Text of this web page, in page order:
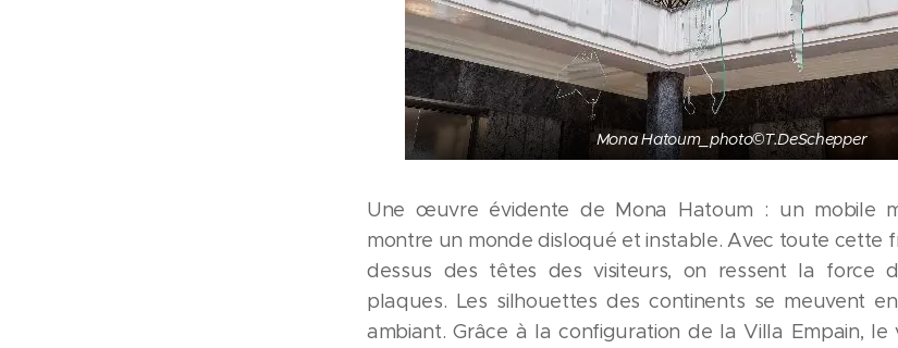
Mona Hatoum_photo©T.DeSchepper
Une œuvre évidente de Mona Hatoum : un mobile
montre un monde disloqué et instable. Avec toute cette
dessus des têtes des visiteurs, on ressent la force
plaques. Les silhouettes des continents se meuvent
ambiant. Grâce à la configuration de la Villa Empain,